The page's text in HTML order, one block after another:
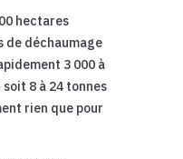
hectares
de déchaumage
3 000 à
8 à 24 tonnes
rien que pour